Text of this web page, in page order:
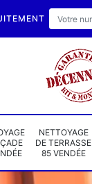
NETTOYAGE
DE TERRASSE
85 VENDÉE